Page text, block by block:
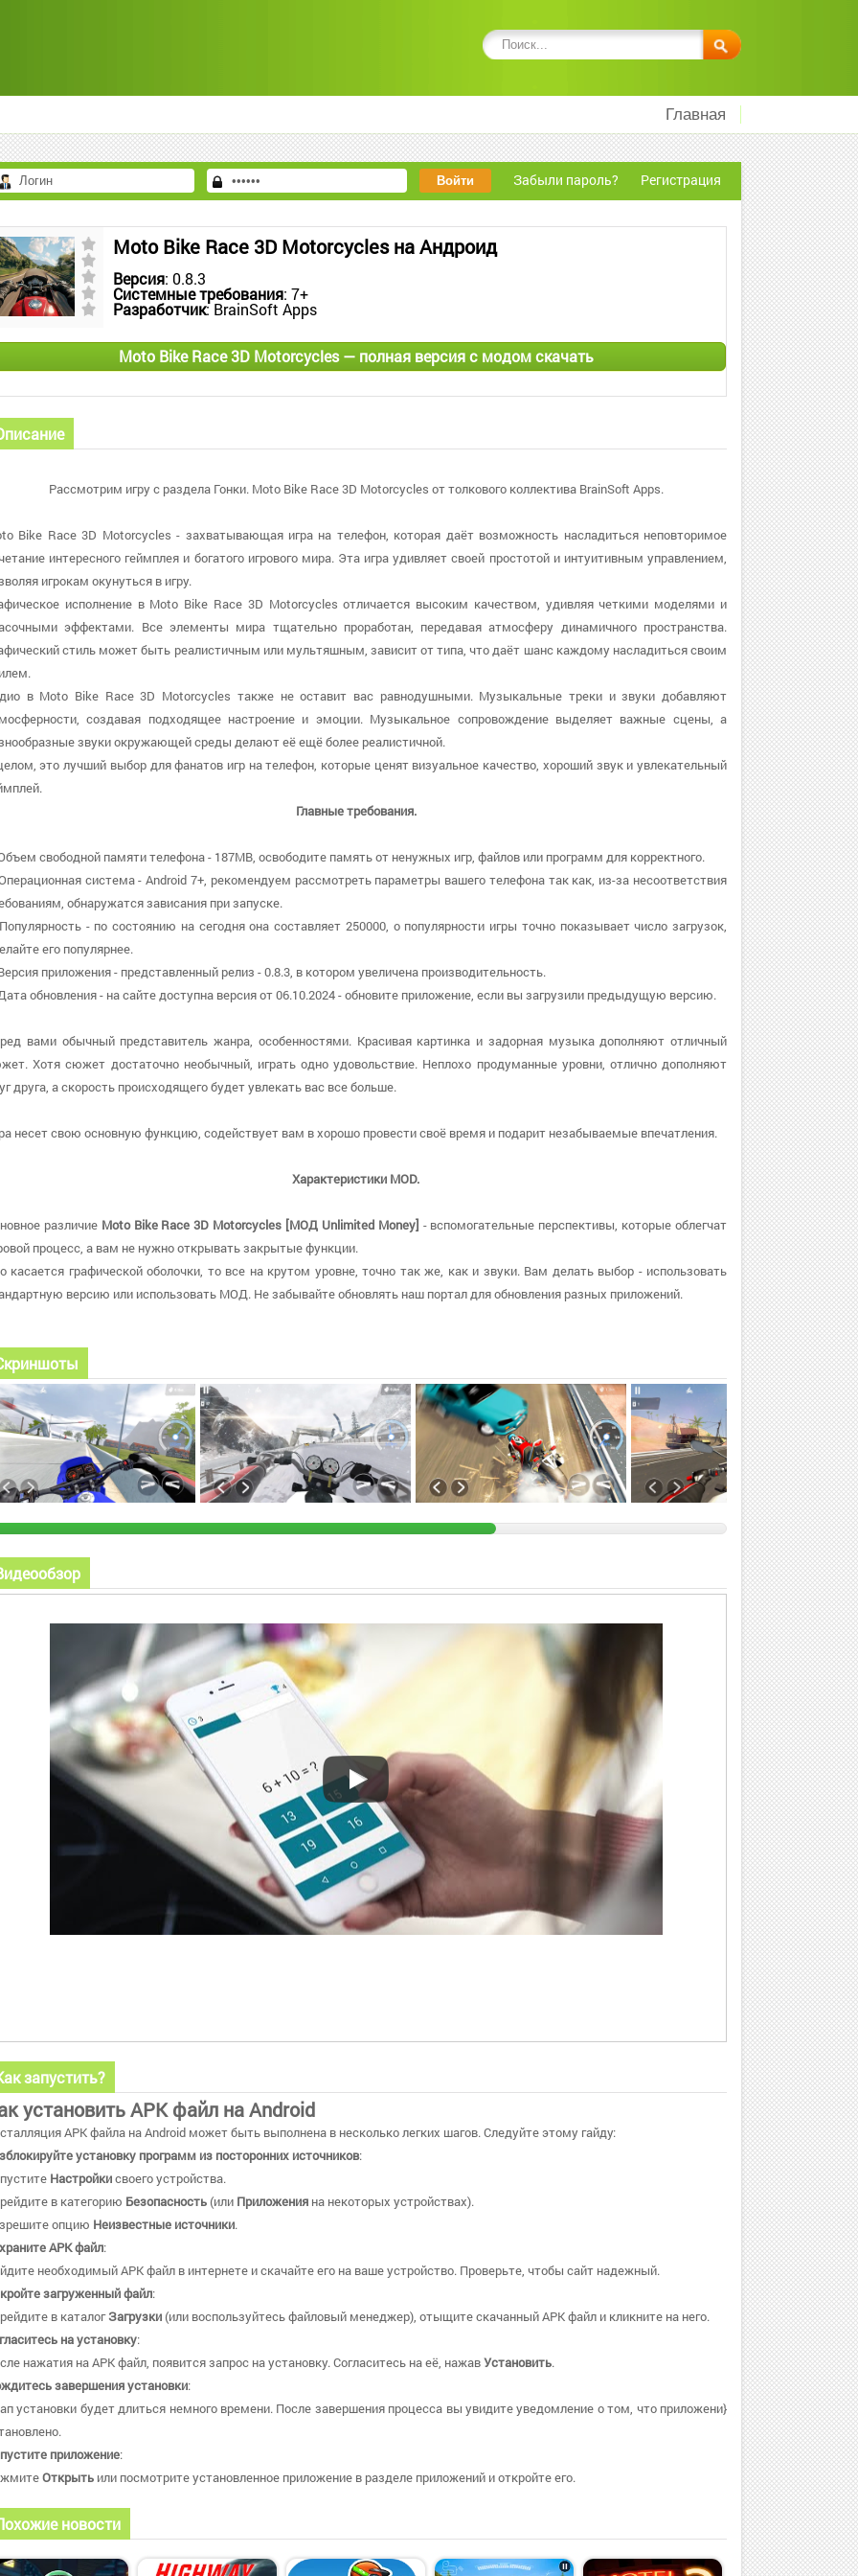
Главная
Забыли пароль? Регистрация
Moto Bike Race 3D Motorcycles на Андроид
Версия: 0.8.3
Системные требования: 7+
Разработчик: BrainSoft Apps
Moto Bike Race 3D Motorcycles — полная версия с модом скачать
Рассмотрим игру с раздела Гонки. Moto Bike Race 3D Motorcycles от толкового коллектива BrainSoft Apps.
Bike Race 3D Motorcycles - захватывающая игра на телефон, которая даёт возможность насладиться неповторимое
интересного геймплея и богатого игрового мира. Эта игра удивляет своей простотой и интуитивным управлением,
игрокам окунуться в игру.
исполнение в Moto Bike Race 3D Motorcycles отличается высоким качеством, удивляя четкими моделями и
эффектами. Все элементы мира тщательно проработан, передавая атмосферу динамичного пространства.
стиль может быть реалистичным или мультяшным, зависит от типа, что даёт шанс каждому насладиться своим
в Moto Bike Race 3D Motorcycles также не оставит вас равнодушными. Музыкальные треки и звуки добавляют
создавая подходящее настроение и эмоции. Музыкальное сопровождение выделяет важные сцены, а
звуки окружающей среды делают её ещё более реалистичной.
это лучший выбор для фанатов игр на телефон, которые ценят визуальное качество, хороший звук и увлекательный
Главные требования.
свободной памяти телефона - 187MB, освободите память от ненужных игр, файлов или программ для корректного.
система - Android 7+, рекомендуем рассмотреть параметры вашего телефона так как, из-за несоответствия
обнаружатся зависания при запуске.
- по состоянию на сегодня она составляет 250000, о популярности игры точно показывает число загрузок,
его популярнее.
приложения - представленный релиз - 0.8.3, в котором увеличена производительность.
обновления - на сайте доступна версия от 06.10.2024 - обновите приложение, если вы загрузили предыдущую версию.
вами обычный представитель жанра, особенностями. Красивая картинка и задорная музыка дополняют отличный
Хотя сюжет достаточно необычный, играть одно удовольствие. Неплохо продуманные уровни, отлично дополняют
друга, а скорость происходящего будет увлекать вас все больше.
несет свою основную функцию, содействует вам в хорошо провести своё время и подарит незабываемые впечатления.
Характеристики MOD.
различие Moto Bike Race 3D Motorcycles [МОД Unlimited Money] - вспомогательные перспективы, которые облегчат
процесс, а вам не нужно открывать закрытые функции.
касается графической оболочки, то все на крутом уровне, точно так же, как и звуки. Вам делать выбор - использовать
версию или использовать МОД. Не забывайте обновлять наш портал для обновления разных приложений.
запустить?
установить APK файл на Android
APK файла на Android может быть выполнена в несколько легких шагов. Следуйте этому гайду:
установку программ из посторонних источников:
Настройкисвоего устройства.
в категорию Безопасность (или Приложения на некоторых устройствах).
опцию Неизвестные источники.
APK файл:
необходимый APK файл в интернете и скачайте его на ваше устройство. Проверьте, чтобы сайт надежный.
загруженный файл:
в каталогЗагрузки (или воспользуйтесь файловый менеджер), отыщите скачанный APK файл и кликните на него.
на установку:
нажатия на APK файл, появится запрос на установку. Согласитесь на её, нажавУстановить.
завершения установки:
установки будет длиться немного времени. После завершения процесса вы увидите уведомление о том, что приложени}
приложение:
Открыть или посмотрите установленное приложение в разделе приложений и откройте его.
новости